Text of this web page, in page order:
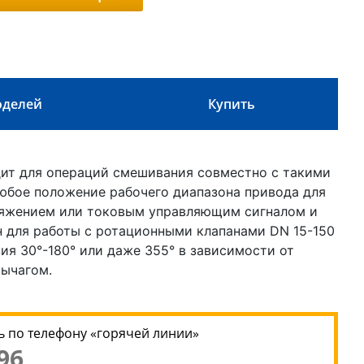
Купить
для операций смешивания совместно с такими
положение рабочего диапазона привода для
или токовым управляющим сигналом и
работы с ротационными клапанами DN 15-150
30°-180° или даже 355° в зависимости от
телефону «горячей линии»